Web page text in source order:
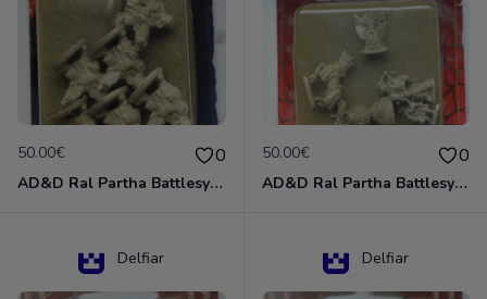
50.00€ 0
AD&D Ral Partha Battlesystem Miniatures Pack Iron Lord Dwarf Crossbowmen 11-854
50.00€ 0
AD&D Ral Partha Battlesystem Villains/Forgotten Realms 11-955 Miniatures
Delfiar Delfiar